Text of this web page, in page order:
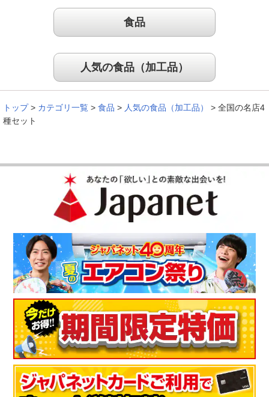
自宅で贅沢気分を味わえる！
リピートです！どれも間違いなく美味しいです。おうちで贅沢
気分が味わえます。
（神奈川県 60代O.M様）
安定のお味でやはり五島軒は外れがないと思いました。息子た
ち夫婦も夕食のおかずが出来たと、とても喜んでいました。ま
た次回も美味しい品を期待しています。
「お客様の声」は実際にご購入されたお客様からのご意見を掲載しておりま
す。
商品により、同一シリーズをご購入された方の声を含みます。
食品
人気の食品（加工品）
トップ > カテゴリ一覧 > 食品 > 人気の食品（加工品） > 全国の名店4
種セット